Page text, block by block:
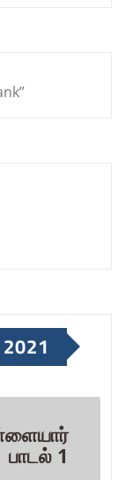
பாடல் 1